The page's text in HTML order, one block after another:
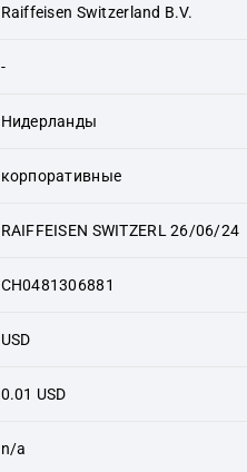
Raiffeisen Switzerland B.V.
-
Нидерланды
корпоративные
RAIFFEISEN SWITZERL 26/06/24
CH0481306881
USD
0.01 USD
n/a